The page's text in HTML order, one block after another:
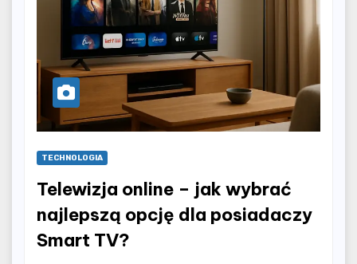
TECHNOLOGIA
Telewizja online – jak wybrać
najlepszą opcję dla posiadaczy
Smart TV?